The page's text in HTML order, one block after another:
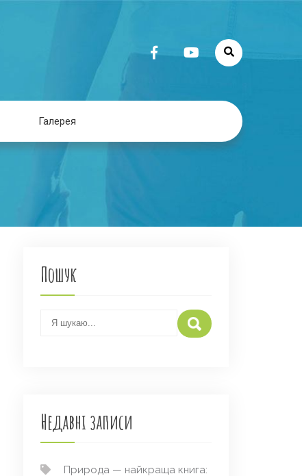
Галерея
Пошук
Недавні записи
Природа — найкраща книга: